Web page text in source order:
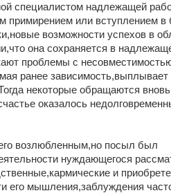
специалистом надлежащей
или вступлением в
возможности успехов в
она сохраняется в
проблемы с
ранее зависимость,выплывает
некоторые обращаются
оказалось
возлюбленным,но посыл был
нуждающегося
и
его мышления,заблуждения